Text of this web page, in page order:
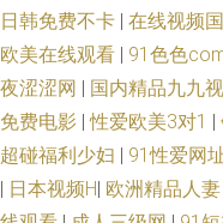
91福利视频 少妇影院一区 97
pAV视频 性爱剧场 四虎院网
传媒 婷婷五月天女人图 久久
阿V视频免费播放在线 日韩精
日韩免费不卡 | 在线视频
欧美在线观看 | 91色色
夜涩涩网 | 国内精品九九
免费电影 |性爱欧美3对1 |
超碰福利少妇 | 91性爱网
| 日本视频H| 欧洲精品人妻